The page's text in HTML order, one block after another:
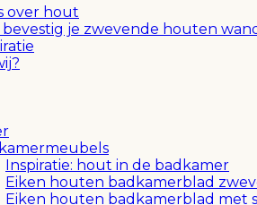
over hout
bevestig je zwevende houten
Inspiratie: hout in de badkamer
Eiken houten badkamerblad
Eiken houten badkamerblad met